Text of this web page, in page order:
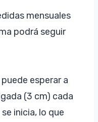
mensuales
podrá seguir
esperar a
(3 cm) cada
inicia, lo que